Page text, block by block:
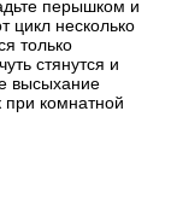
нового
5 мм) на
ребристым
вдавливает
подтяните
перышком и